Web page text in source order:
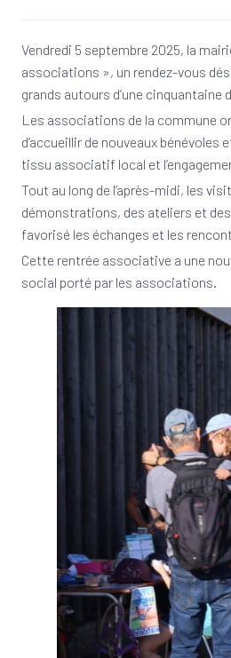
Vendredi 5 septembre 2025, la
associations », un rendez-vous
grands autours d’une
Les associations de la commune
d’accueillir de nouveaux
tissu associatif local et
Tout au long de l’après-midi, les
démonstrations, des ateliers et
favorisé les échanges et les
Cette rentrée associative a une
social porté par les associations.